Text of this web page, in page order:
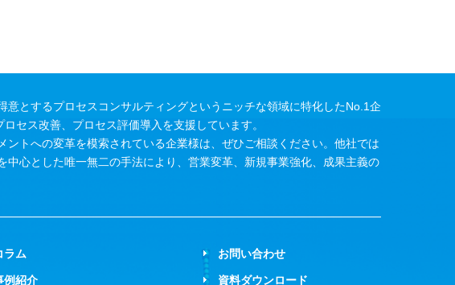
意とするプロセスコンサルティングというニッチな領域に特化したNo.1企
セス改善、プロセス評価導入を支援しています。
トへの変革を模索されている企業様は、ぜひご相談ください。他社では
心とした唯一無二の手法により、営業変革、新規事業強化、成果主義の
ラム
例紹介
お問い合わせ
資料ダウンロード